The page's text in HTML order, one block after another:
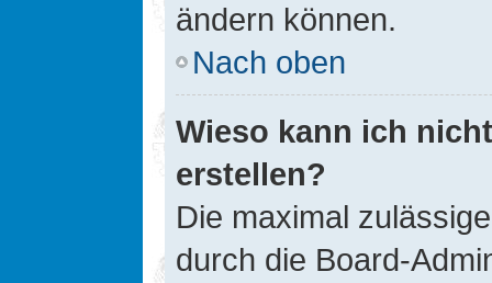
ändern können.
Nach oben
Wieso kann ich
erstellen?
Die maximal
durch die Board-